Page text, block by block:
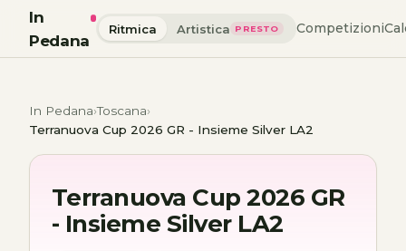
In
Pedana
Ritmica Artistica PRESTO Competizioni
In Pedana Toscana
Terranuova Cup 2026 GR - Insieme Silver LA2
Terranuova Cup 2026 GR
- Insieme Silver LA2